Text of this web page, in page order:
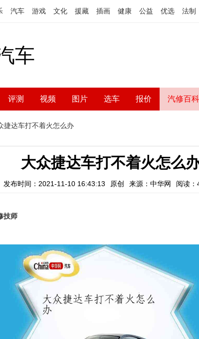
汽车 游戏 文化 援藏 插画 健康 公益 优选 法制
车
评测 视频 图片 选车 报价 汽修百科
捷达车打不着火怎么办
大众捷达车打不着火怎么
发布时间：2021-11-10 16:43:13 原创 来源：中华网 阅读：
技师